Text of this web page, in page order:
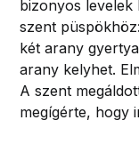
bizonyos levelek
szent
két arany
arany kelyhet.
A szent
megígérte, hogy